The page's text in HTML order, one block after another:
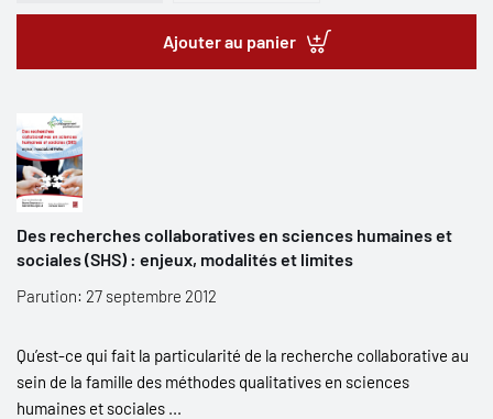
Ajouter au panier
Des recherches collaboratives en sciences humaines et
sociales (SHS) : enjeux, modalités et limites
Parution: 27 septembre 2012
Qu’est-ce qui fait la particularité de la recherche collaborative au
sein de la famille des méthodes qualitatives en sciences
humaines et sociales ...